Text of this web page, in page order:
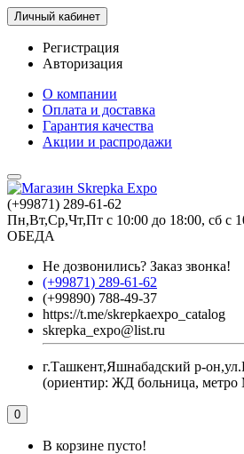
Личный кабинет
Регистрация
Авторизация
О компании
Оплата и доставка
Гарантия качества
Акции и распродажи
(+99871) 289-61-62
Пн,Вт,Ср,Чт,Пт с 10:00 до 18:00, сб с
ОБЕДА
Не дозвонились? Заказ звонка!
(+99871) 289-61-62
(+99890) 788-49-37
https://t.me/skrepkaexpo_catalog
skrepka_expo@list.ru
г.Ташкент,Яшнабадский р-
(ориентир: ЖД больница, метро
0
В корзине пусто!